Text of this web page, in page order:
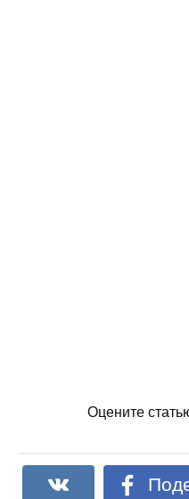
Оцените